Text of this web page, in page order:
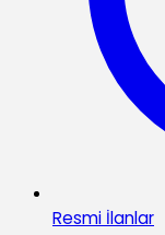
Resmi İlanlar